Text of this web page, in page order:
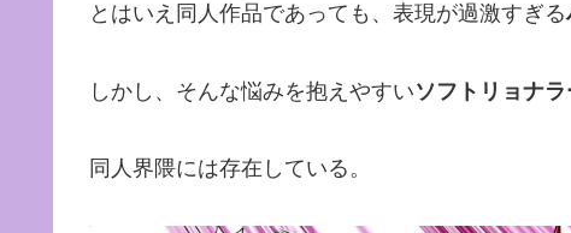
とはいえ同人作品であっても、表現が過激すぎる
しかし、そんな悩みを抱えやすいソフトリョナラ
同人界隈には存在している。